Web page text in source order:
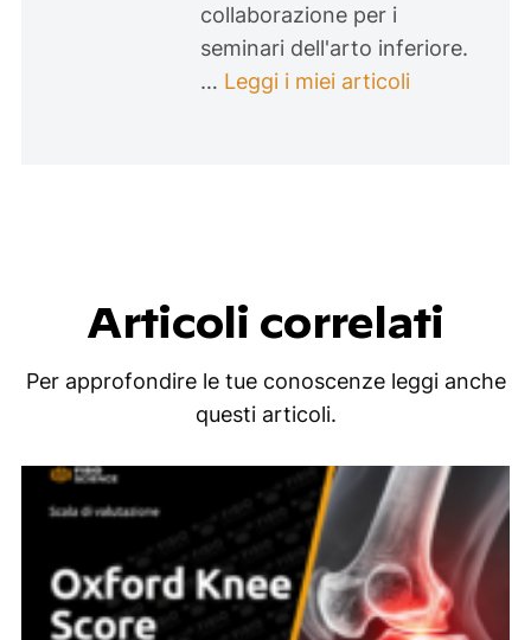
collaborazione per i
seminari dell'arto inferiore.
… Leggi i miei articoli
Articoli correlati
Per approfondire le tue conoscenze leggi anche
questi articoli.